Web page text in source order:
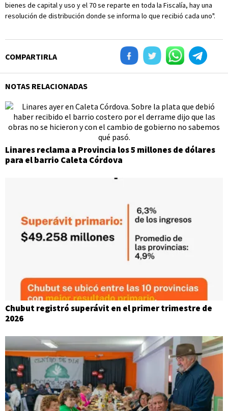
bienes de capital y uso y el 70 se reparte en toda la Fiscalía, hay una
resolución de distribución donde se informa lo que recibió cada uno".
COMPARTIRLA
NOTAS RELACIONADAS
Linares reclama a Provincia los 5 millones de dólares
para el barrio Caleta Córdova
Chubut registró superávit en el primer trimestre de
2026